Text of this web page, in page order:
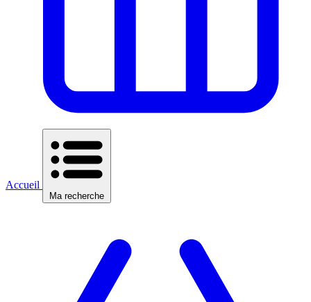
Accueil
Ma recherche